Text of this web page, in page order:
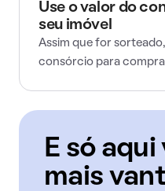
Use o valor do
seu imóvel
Assim que for
consórcio para
E só
mais